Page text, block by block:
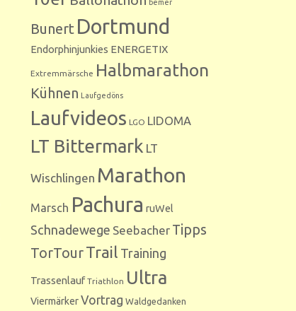
bemer
Bunert Dortmund
Endorphinjunkies ENERGETIX
Extremmärsche Halbmarathon
Kühnen Laufgedöns
Laufvideos LGO LIDOMA
LT Bittermark LT
Wischlingen Marathon
Marsch Pachura ruWel
Schnadewege Seebacher Tipps
TorTourTrail Training
Trassenlauf Triathlon Ultra
ViermärkerVortrag Waldgedanken